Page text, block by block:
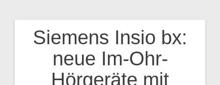
Siemens Insio bx:
neue Im-Ohr-
Hörgeräte mit
Beitragsnavigation